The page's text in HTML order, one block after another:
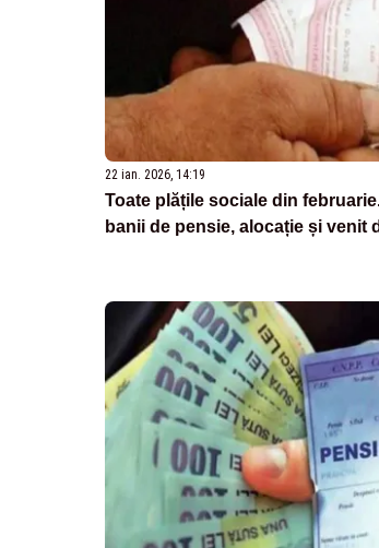
22 ian. 2026, 14:19
Toate plățile sociale din
banii de pensie, alocație și venit